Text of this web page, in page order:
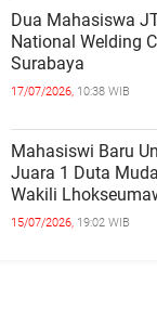
Dua Mahasiswa
National Welding
Surabaya
17/07/2026, 10:38 WIB
Mahasiswi Baru
Juara 1 Duta
Wakili
15/07/2026, 19:02 WIB